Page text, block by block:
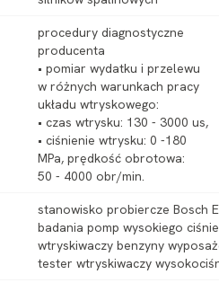
procedury diagnostyczne
producenta
• pomiar wydatku i przelewu
w różnych warunkach pracy
układu wtryskowego:
• czas wtrysku: 130 - 3000 us,
• ciśnienie wtrysku: 0 -180
MPa, prędkość obrotowa:
50 - 4000 obr/min.
stanowisko probiercze Bosch
badania pomp wysokiego
wtryskiwaczy benzyny
tester wtryskiwaczy